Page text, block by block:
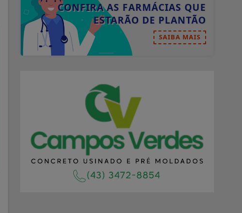
CONFIRA AS FARMÁCIAS QUE
ESTARÃO DE PLANTÃO
SAIBA MAIS